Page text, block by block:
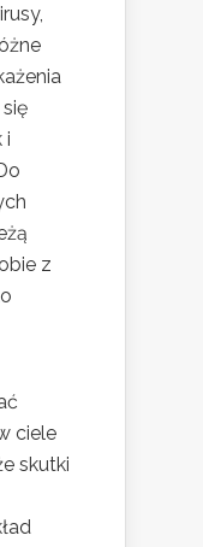
i
obie z
ciele
skutki